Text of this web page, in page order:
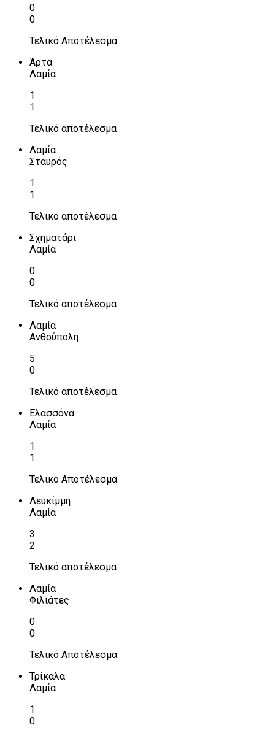
0
0
Τελικό Αποτέλεσμα
Άρτα
Λαμία
1
1
Τελικό αποτέλεσμα
Λαμία
Σταυρός
1
1
Τελικό αποτέλεσμα
Σχηματάρι
Λαμία
0
0
Τελικό αποτέλεσμα
Λαμία
Ανθούπολη
5
0
Τελικό αποτέλεσμα
Ελασσόνα
Λαμία
1
1
Τελικό Αποτέλεσμα
Λευκίμμη
Λαμία
3
2
Τελικό αποτέλεσμα
Λαμία
Φιλιάτες
0
0
Τελικό Αποτέλεσμα
Τρίκαλα
Λαμία
1
0